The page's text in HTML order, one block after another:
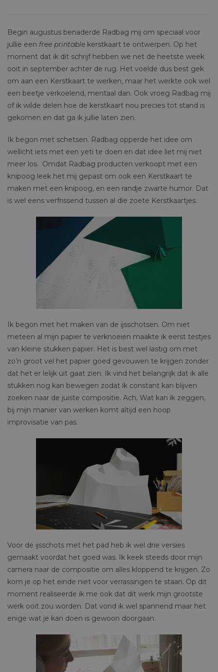
Begin augustus benaderde Radbag mij om speciaal voor
jullie een free printable kerstkaart te ontwerpen. Op het
moment dat ik dit schrijf hebben we net de heetste week
ooit in september achter de rug. Het voelde dus best gek
om aan een Kerstkaart te werken, maar het werkte ook wel
een beetje verkoelend, mentaal dan. Ook vroeg Radbag mij
of ik wilde delen hoe de kerstkaart nou precies tot stand is
gekomen en dat ga ik jullie laten zien.
Ik begon met schetsen. Radbag opperde het idee om
wellicht iets met een yeti te doen en dat idee liet mij niet
meer los. Omdat Radbag producten verkoopt met een
knipoog leek het mij gepast om ook een Kerstkaart te
maken met een knipoog, en een randje zwarte humor. Dat
is wel eens verfrissend tussen al die zoete Kerstkaartjes.
Ik begon met het maken van de ijsschotsen. Om niet
meteen al mijn papier te verknoeien maakte ik eerst testjes
van kleine stukken papier. Het is best wel lastig om met
zo’n groot vel het papier goed gevouwen te krijgen zonder
dat het er lelijk uit gaat zien. Ik vind het belangrijk dat ik alle
stukken nog kan bewegen zodat ik constant kan blijven
zoeken naar de juiste compositie. Ach, Wat kan ik zeggen,
bij mijn manier van werken komt altijd een hoop
improvisatie van pas.
Voor de ijsschots met het pad heb ik wel drie versies
gemaakt voordat het goed was. Ik keek steeds door mijn
camera naar de compositie om alles kloppend te krijgen. Zo
kom je op het einde niet voor verrassingen te staan. Op dit
moment realiseerde ik me ook dat dit werk mijn grootste
werk ooit zou worden. Dat vond ik wel spannend maar het
enige wat je kan doen is gewoon doorgaan.